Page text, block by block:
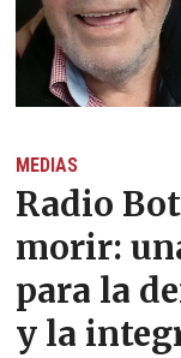
MEDIAS
Radio
morir:
para la
y la